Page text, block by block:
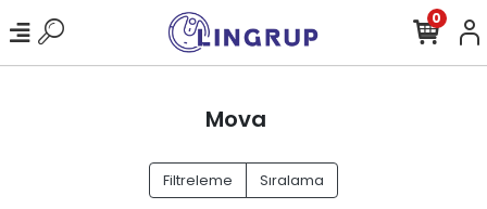
0
Mova
Filtreleme Sıralama